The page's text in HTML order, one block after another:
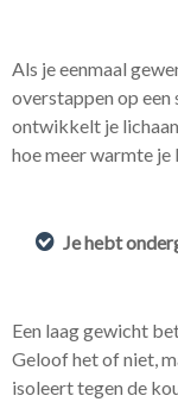
Als je eenmaal
overstappen op
ontwikkelt je
hoe meer warmte je
Je hebt
Een laag gewicht
Geloof het of niet,
isoleert tegen de